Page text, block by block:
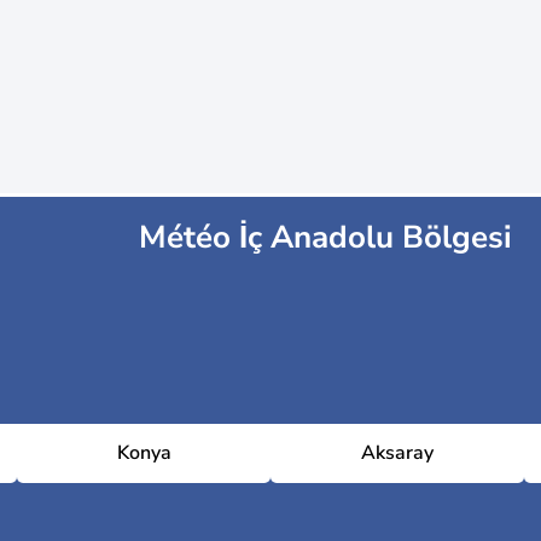
Météo İç Anadolu Bölgesi
Konya Aksaray